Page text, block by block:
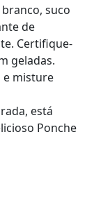
suco
de
Certifique-
geladas.
e misture
está
Ponche